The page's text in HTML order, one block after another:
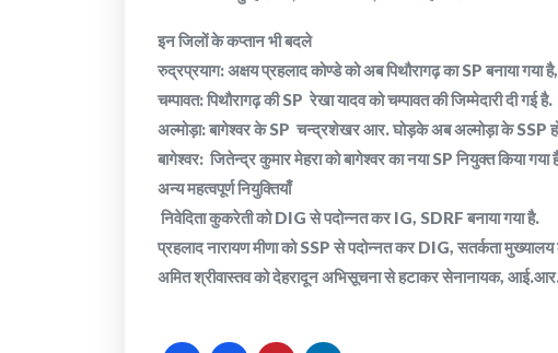
इन जिलों के कप्तान भी बदले
​रुद्रप्रयाग: अक्षय प्रहलाद कोण्डे को अब पिथौरागढ़ का SP बनाया गया
​चम्पावत: पिथौरागढ़ की SP रेखा यादव को चम्पावत की जिम्मेदारी दी गई है.
​अल्मोड़ा: बागेश्वर के SP चन्द्रशेखर आर. घोड़के अब अल्मोड़ा के SSP
​बागेश्वर: जितेन्द्र कुमार मेहरा को बागेश्वर का नया SP नियुक्त किया गया
​अन्य महत्वपूर्ण नियुक्तियाँ
​ निवेदिता कुकरेती को DIG से पदोन्नत कर IG, SDRF बनाया गया है.
​प्रहलाद नारायण मीणा को SSP से पदोन्नत कर DIG, सतर्कता मुख्यालय
​अमित श्रीवास्तव को देहरादून अभिसूचना से हटाकर सेनानायक,